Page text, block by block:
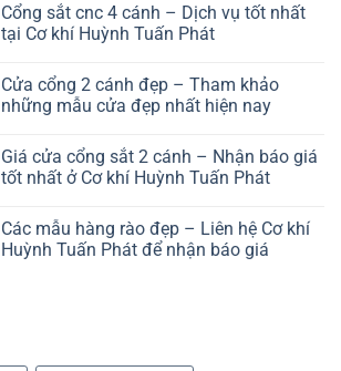
bình
luận
ở
sắt
cnc
4
đại
tại
Cơ
Tuấn
Phát
Cổng sắt cnc 4 cánh – Dịch vụ tốt nhất
tại Cơ khí Huỳnh Tuấn Phát
bình
luận
ở
cnc
4
cánh
vụ
tốt
nhất
Cửa cổng 2 cánh đẹp – Tham khảo
những mẫu cửa đẹp nhất hiện nay
bình
luận
ở
2
cánh
đẹp
Giá cửa cổng sắt 2 cánh – Nhận báo giá
tốt nhất ở Cơ khí Huỳnh Tuấn Phát
bình
luận
ở
Các mẫu hàng rào đẹp – Liên hệ Cơ khí
Huỳnh Tuấn Phát để nhận báo giá